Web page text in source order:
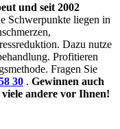
und seit 2002
Schwerpunkte liegen in
Dazu nutze
Profitieren
Fragen Sie
30 . Gewinnen auch
andere vor Ihnen!